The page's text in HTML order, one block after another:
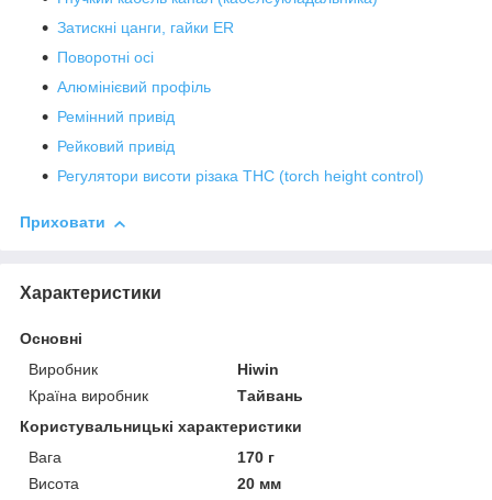
Затискні цанги, гайки ER
Поворотні осі
Алюмінієвий профіль
Ремінний привід
Рейковий привід
Регулятори висоти різака THC (torch height control)
Приховати
Характеристики
Основні
Виробник
Hiwin
Країна виробник
Тайвань
Користувальницькі характеристики
Вага
170 г
Висота
20 мм